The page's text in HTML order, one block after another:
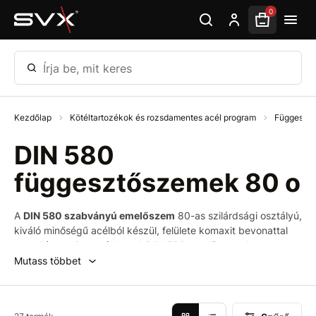
Ugrás az oldal fő részéhez 0
Írja be, mit keres
Kezdőlap Kötéltartozékok és rozsdamentes acél program
DIN 580
függesztőszemek 80 o
A DIN 580 szabványú emelőszem 80-as szilárdsági osztályú,
kiváló minőségű acélból készül, felülete komaxit bevonattal
van ellátva, piros színben. A DIN 580 emelőszemeket
jellemzően szerszámgépek és keréktechnológiai
Gyakori részei az emelési segédeszközöknek és
tehermozgató berendezéseknek. Leggyakrabban kötelek
Mutass többet